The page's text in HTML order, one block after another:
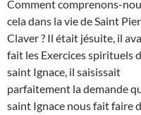
Comment comprenons-
cela dans la vie de Saint
Claver ? Il était jésuite, il
fait les Exercices spirituels
saint Ignace, il saisissait
parfaitement la demande
saint Ignace nous fait faire